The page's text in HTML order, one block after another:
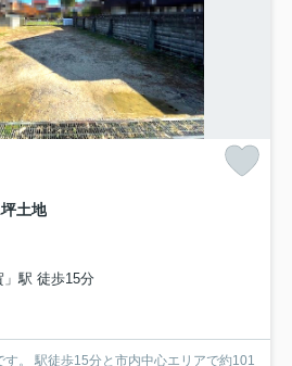
土地
駅 徒歩15分
。 駅徒歩15分と市内中心エリアで約101